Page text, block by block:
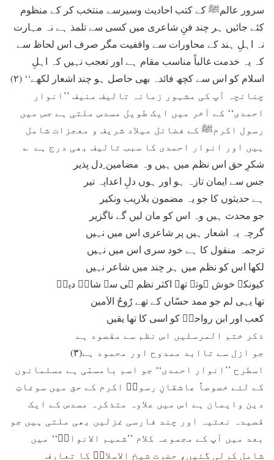
سرور عالمﷺ کے کتب احادیث وسیرسے منتخب کر کے منظوم
کئے جائیں ہر چند فنِ شاعری میں کسی سے تلمذ ہے نہ مہارت
نہ اہلِ ہند کے محاورات سے واقفیت مگر صرف اس لحاظ سے
کہ یہ خدمت غالباً مناسب مقام ہے اور تعجب نہیں کہ اہلِ
اسلام کو اس سے کچھ فائدہ بھی حاصل ہو چند اشعار لکھے‘‘ (۲)
چنانچہ آپ کی مشہور زمانہ تالیف منیف ’’انوار
احمدی‘‘ کے آخر میں ایک طویل مسدس ملتی ہے جس میں
رسول اکرمﷺ کے فضائل میلاد شریف و معجزات شامل
ہیں اور انوار احمدی کا سبب تالیف بھی درج ہے ؎
شکرِ حق اس نظم میں ہیں وہ مضامین ِدل پذیر
جس سے ایمان تازہ ہو اور ہوں دلِ اعداپہ تیر
ہے حدیثوں کا جو یہ مضمون بلاریب ونکیر
جو محدث ہیں وہ اس کو مان لیں گے ناگزیر
گرچہ یہ اشعار ہیں پر شاعری اس میں نہیں
ترجمہ منقول کا ہے خود سری اس میں نہیں
لکھا اس کو نظم میں ہر چند میں شاعر نہیں
کیونکہ خوش ہوتے تھے اکثر نظم ہی سے شاہِ دیںؐ
تھا یہی لم جو ممد حسّاں کے تھے رُوحُ الاَمین
کعب اور ابن رواحہؓ کو اسی کا تھا یقیں
ذکر ختم المرسلیں اس نظم سے مقصود ہے
جو ازل سے تاابد ممدوح اور محمود ہے(۳)
اسطرح ’’انوار احمدی‘‘ جو اسم بامسمّی ہے مسلمانوں
کے لئے خصوصاً عاشقانِ رسولؐ اکرم کے حق میں سوغاتِ
دین وایمان ہے اس میں علاوہ متذکرہ مسدس کے ایک
قصیدہ نعتیہ اور چند فارسی غزلیں بھی ملتی ہیں جو
بعد میں آپ کے مجموعہ کلام ’’شمیم الانوارؔ‘‘ میں
شامل کرلی گئیں، حضرت شیخ الاسلامؒ کا تعارف